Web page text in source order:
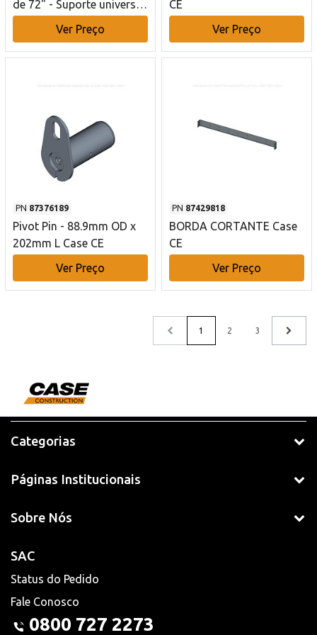
de 72" - Suporte universal
para minicarregadeiras -
17,1 pés³ Case CE
Ver Preço
CE
Ver Preço
PN 87376189
Pivot Pin - 88.9mm OD x
202mm L Case CE
Ver Preço
PN 87429818
BORDA CORTANTE Case
CE
Ver Preço
1 2 3
Categorias
Páginas Institucionais
Sobre Nós
SAC
Status do Pedido
Fale Conosco
0800 727 2273